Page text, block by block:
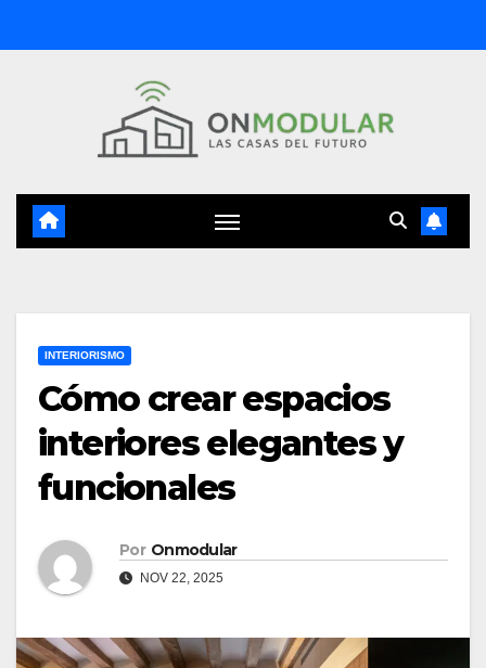
al
INTERIORISMO
Cómo crear espacios
interiores elegantes y
funcionales
Por Onmodular
NOV 22, 2025